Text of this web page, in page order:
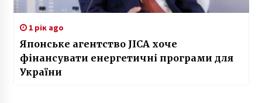
1 рік ago
Японське агентство JICA хоче
фінансувати енергетичні програми для
України